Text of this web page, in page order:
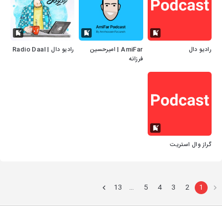
رادیو دال
AmiFar | امیرحسین
فرزانه
رادیو دال | Radio Daal
گراز وال استریت
1
2
3
4
5
…
13